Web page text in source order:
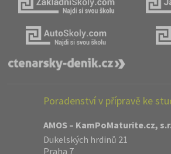
Poradenství v přípravě ke
AMOS – KamPoMaturite.cz,
Dukelských hrdinů 21
Praha 7